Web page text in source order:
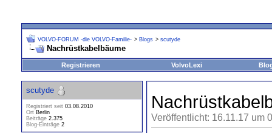
VOLVO-FORUM -die VOLVO-Familie- > Blogs > scutyde
Nachrüstkabelbäume
Registrieren VolvoLexi
Veröffentlicht: 16.11.17 um
scutyde
Registriert seit 03.08.2010
Ort Berlin
Beiträge 2.375
Blog-Einträge 2